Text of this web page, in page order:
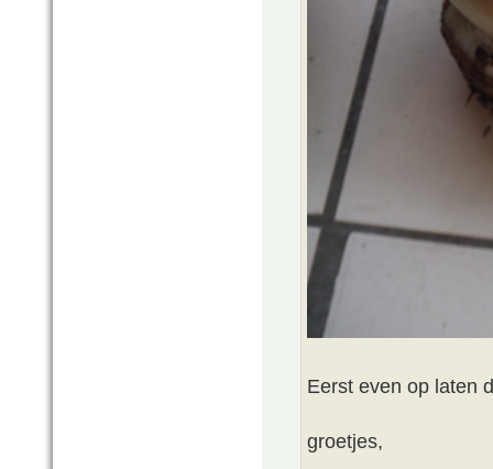
Eerst even op laten
groetjes,